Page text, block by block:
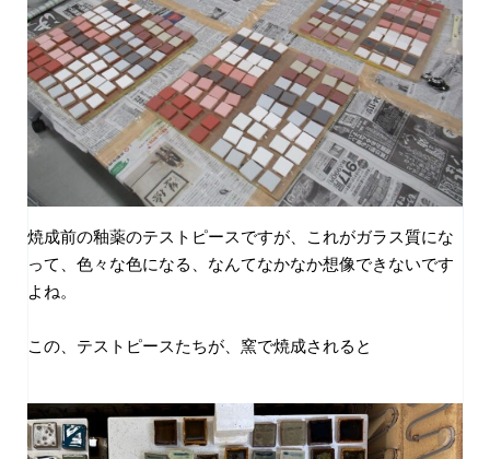
焼成前の釉薬のテストピースですが、これがガラス質にな
って、色々な色になる、なんてなかなか想像できないです
よね。
この、テストピースたちが、窯で焼成されると